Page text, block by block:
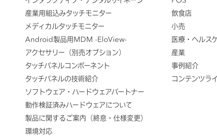
産業用組込みタッチモニター
メディカルタッチモニター
Android製品用MDM -EloView-
アクセサリー（別売オプション）
タッチパネルコンポーネント
タッチパネルの技術紹介
ソフトウェア・ハードウェアパートナー
動作検証済みハードウェアについて
製品に関するご案内（終息・仕様変更）
環境対応
飲食店
小売
医療・ヘルス
産業
事例紹介
コンテンツラ